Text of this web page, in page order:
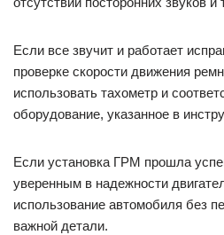
Если все звучит и работает
проверке скорости движения
использовать тахометр и
оборудование, указанное в
Если установка ГРМ прошла
уверенным в надежности
использование автомобиля без
важной детали.